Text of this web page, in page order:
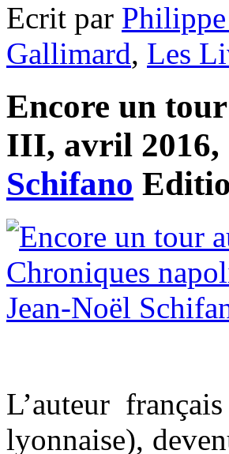
Ecrit par
Gallimard, Les
Encore un
III, avril 2016,
Schifano
L’auteur
lyonnaise),